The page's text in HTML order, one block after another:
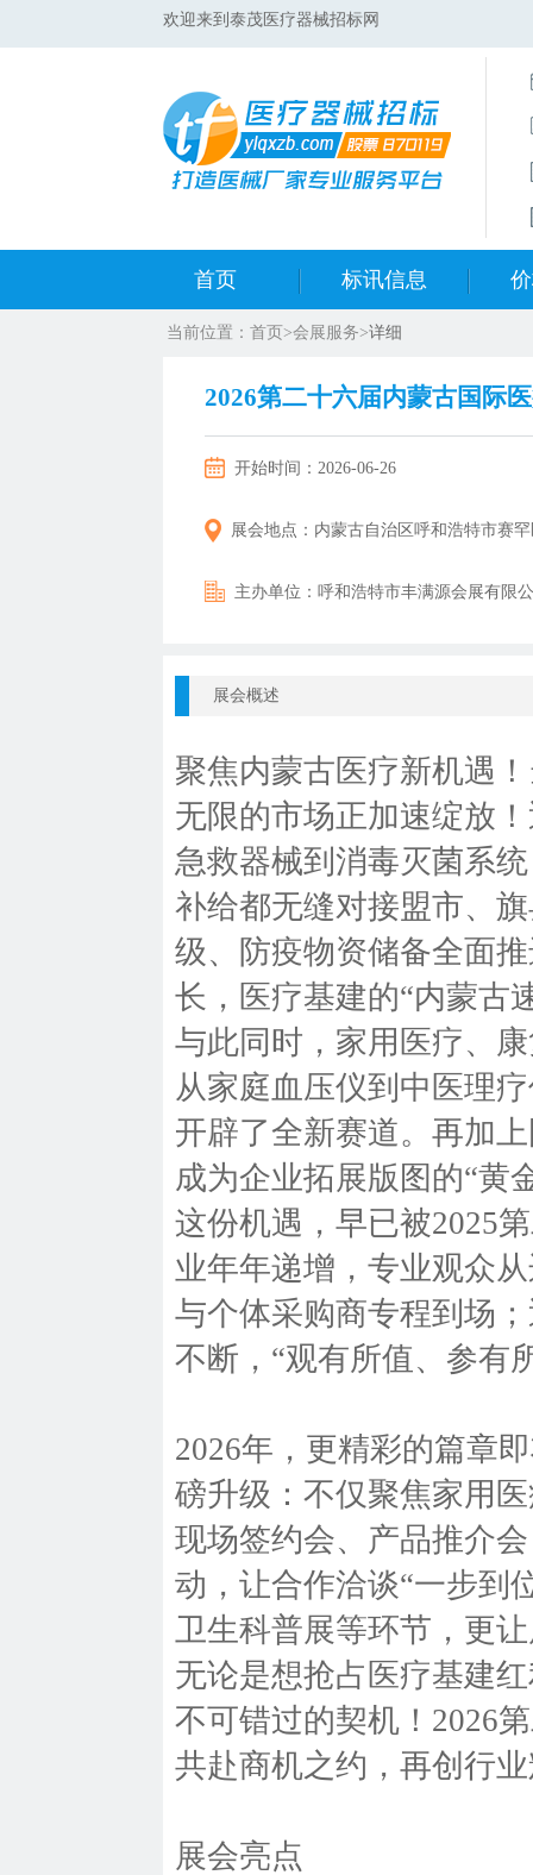
欢迎来到泰茂医疗器械招标网
首页 标讯信息
集采标讯动态
集采标讯项目
医院标讯动态
开
当前位置： 首页 >会展服务>详细
2026第二十六届内蒙古国际
开始时间： 2026-06-26
展会地点： 内蒙古自治区呼和浩特市赛
主办单位： 呼和浩特市丰满源会展有限
展会概述
聚焦内蒙古医疗新机遇
无限的市场正加速绽放
急救器械到消毒灭菌系
补给都无缝对接盟市、
级、防疫物资储备全面
长，医疗基建的“内蒙古
与此同时，家用医疗、
从家庭血压仪到中医理
开辟了全新赛道。再加
成为企业拓展版图的“黄
这份机遇，早已被2025
业年年递增，专业观众
与个体采购商专程到场
不断，“观有所值、参有
2026年，更精彩的篇章
磅升级：不仅聚焦家用
现场签约会、产品推介
动，让合作洽谈“一步到
卫生科普展等环节，更
无论是想抢占医疗基建
不可错过的契机！2026
共赴商机之约，再创行
展会亮点